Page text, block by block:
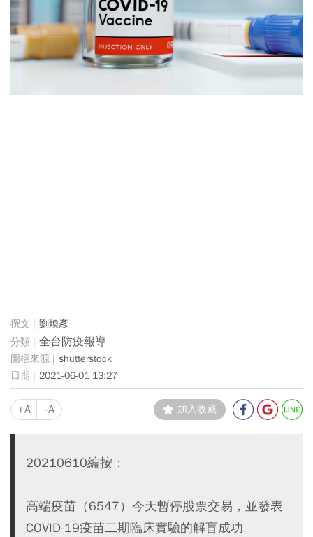
劉煥彥
全台防疫報導
shutterstock
2021-06-01 13:27
+A -A 加入收藏
20210610編按：
高端疫苗（6547）今天暫停股票交易，並發表
COVID-19疫苗二期臨床實驗的解盲成功。